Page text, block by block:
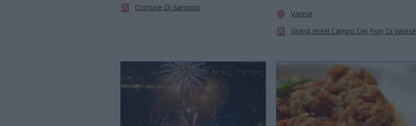
Comune Di Saronno
Varese
Grand Hotel Campo Dei Fiori Di Varese